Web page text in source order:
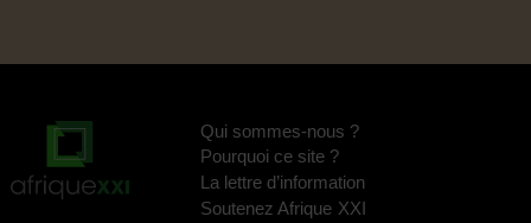
Qui sommes-nous ?
Pourquoi ce site ?
La lettre d’information
Soutenez Afrique XXI